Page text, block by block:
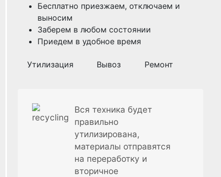
Бесплатно приезжаем, отключаем и
выносим
Заберем в любом состоянии
Приедем в удобное время
Утилизация Вывоз Ремонт
Вся техника будет
правильно
утилизирована,
материалы отправятся
на переработку и
вторичное